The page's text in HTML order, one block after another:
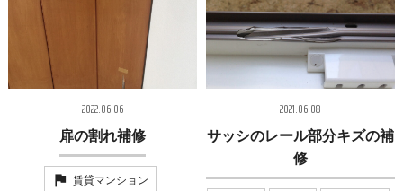
2022.06.06
扉の割れ補修
賃貸マンション
2021.06.08
サッシのレール部分キズの補
修